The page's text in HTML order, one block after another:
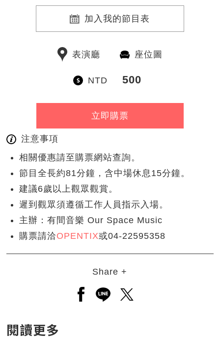
加入我的節目表
表演廳 座位圖
NTD 500
立即購票
注意事項
相關優惠請至購票網站查詢。
節目全長約81分鐘，含中場休息15分鐘。
建議6歲以上觀眾觀賞。
遲到觀眾須遵循工作人員指示入場。
主辦：有間音樂 Our Space Music
購票請洽OPENTIX或04-22595358
Share +
另開新視窗分享至facebook
另開新視窗分享至line
另開新視窗分享至
閱讀更多